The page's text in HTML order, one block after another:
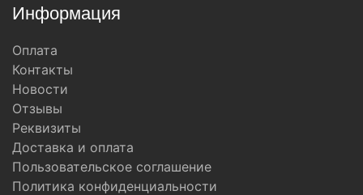
Информация
Оплата
Контакты
Новости
Отзывы
Реквизиты
Доставка и оплата
Пользовательское соглашение
Политика конфиденциальности